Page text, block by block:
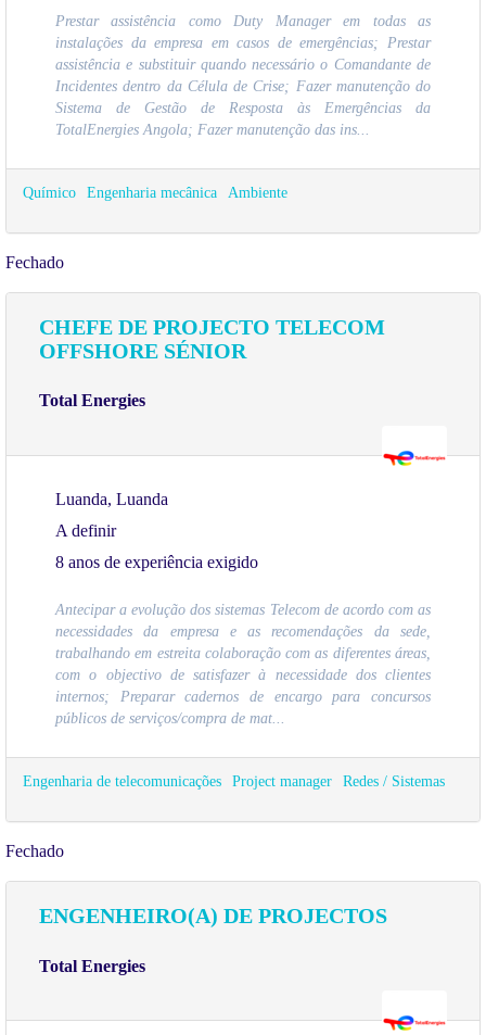
Prestar assistência como Duty Manager em todas as
instalações da empresa em casos de emergências; Prestar
assistência e substituir quando necessário o Comandante de
Incidentes dentro da Célula de Crise; Fazer manutenção do
Sistema de Gestão de Resposta às Emergências da
TotalEnergies Angola; Fazer manutenção das ins...
Químico Engenharia mecânica Ambiente
Fechado
CHEFE DE PROJECTO TELECOM
OFFSHORE SÉNIOR
Total Energies
Luanda, Luanda
A definir
8 anos de experiência exigido
Antecipar a evolução dos sistemas Telecom de acordo com as
necessidades da empresa e as recomendações da sede,
trabalhando em estreita colaboração com as diferentes áreas,
com o objectivo de satisfazer à necessidade dos clientes
internos; Preparar cadernos de encargo para concursos
públicos de serviços/compra de mat...
Engenharia de telecomunicações Project manager Redes / Sistemas
Fechado
ENGENHEIRO(A) DE PROJECTOS
Total Energies